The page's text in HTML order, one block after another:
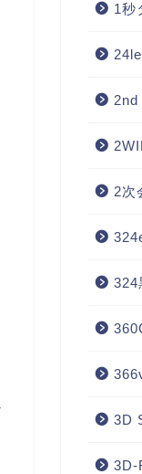
1秒
2nd
2次
324
3D
3D-